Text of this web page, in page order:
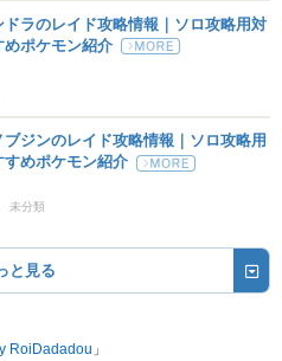
ドラのレイド攻略情報｜ソロ攻略用対
めポケモン紹介
ブジンのレイド攻略情報｜ソロ攻略用
すめポケモン紹介
未分類
と見る
RoiDadadou 」